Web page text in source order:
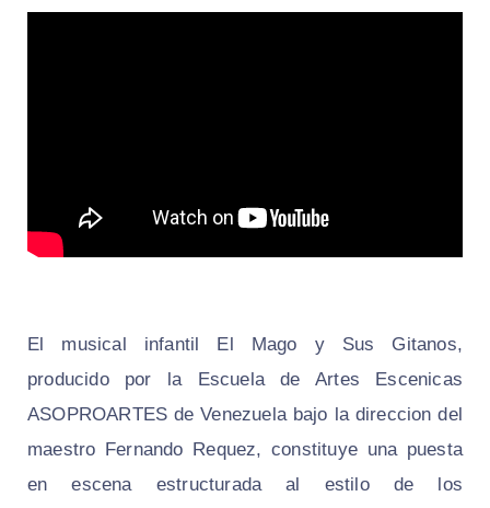
El musical infantil El Mago y Sus Gitanos,
producido por la Escuela de Artes Escenicas
ASOPROARTES de Venezuela bajo la direccion del
maestro Fernando Requez, constituye una puesta
en escena estructurada al estilo de los